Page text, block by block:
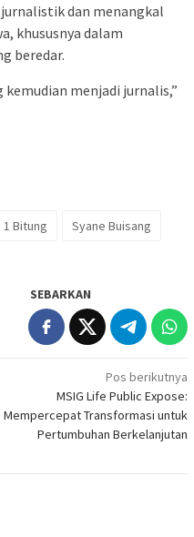
dan menangkal
khususnya dalam
beredar.
kemudian menjadi jurnalis,”
1 Bitung
Syane Buisang
SEBARKAN
Pos berikutnya
MSIG Life Public Expose:
Mempercepat Transformasi untuk
Pertumbuhan Berkelanjutan